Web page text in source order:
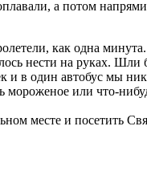
а потом
как одна
нести на руках. Шли
и в один автобус мы
или что-
месте и посетить